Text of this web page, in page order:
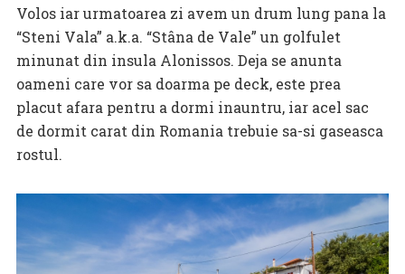
Volos iar urmatoarea zi avem un drum lung pana la
“Steni Vala” a.k.a. “Stâna de Vale” un golfulet
minunat din insula Alonissos. Deja se anunta
oameni care vor sa doarma pe deck, este prea
placut afara pentru a dormi inauntru, iar acel sac
de dormit carat din Romania trebuie sa-si gaseasca
rostul.